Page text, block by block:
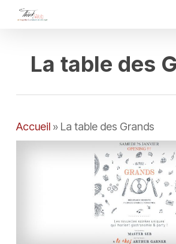
La table des
Accueil» La table des Grands